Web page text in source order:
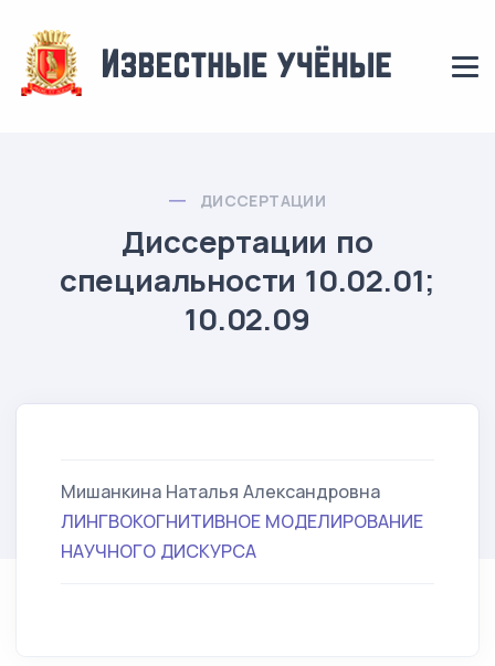
ДИССЕРТАЦИИ
Диссертации по
специальности 10.02.01;
10.02.09
Мишанкина Наталья Александровна
ЛИНГВОКОГНИТИВНОЕ МОДЕЛИРОВАНИЕ
НАУЧНОГО ДИСКУРСА